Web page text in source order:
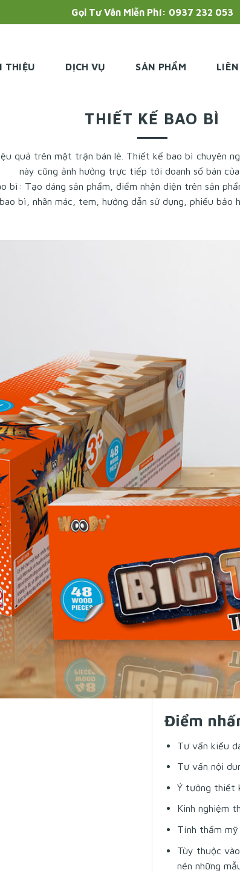
Gọi Tư Vân Miễn Phí: 0937 232 053
THIỆU DỊCH VỤ SẢN PHẨM
THIẾT KẾ BAO BÌ
quả trên mặt trận bán lẻ. Thiết kế bao bì chuyên
này cũng ảnh hưởng trực tiếp tới doanh số bán của
bì: Tạo dáng sản phẩm, điểm nhận diện trên sản
bao bì, nhãn mác, tem, hướng dẫn sử dụng, phiếu bảo
Điểm
Tư vấn kiểu
Tư vấn nội
Ý tưởng thiết
Kinh nghiệm
Tính thẩm
Tùy thuộc
nên những